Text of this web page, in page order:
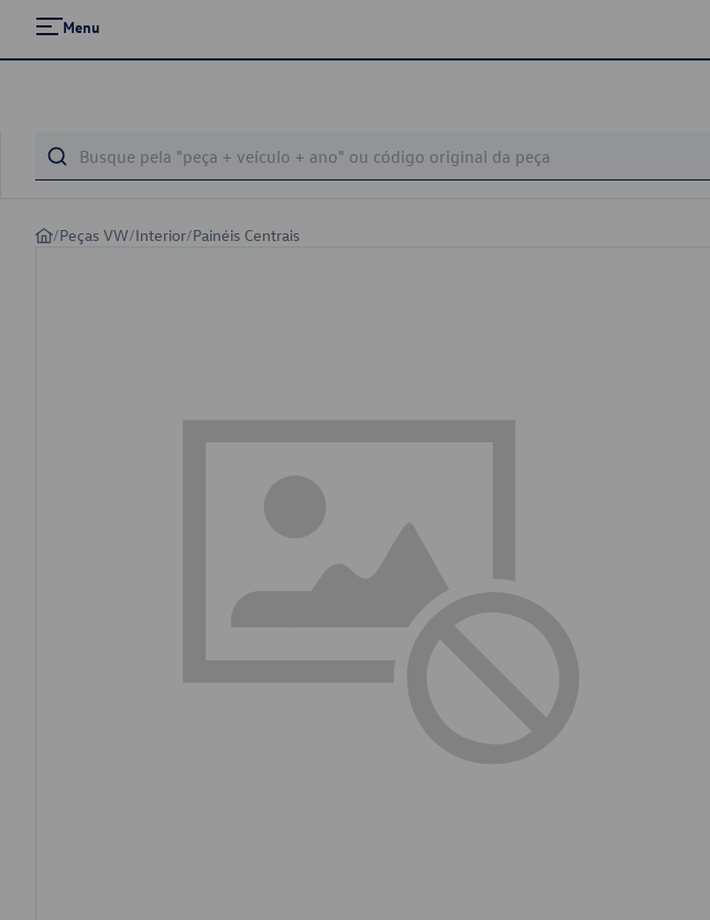
Menu
/Peças VW/Interior/Painéis Centrais